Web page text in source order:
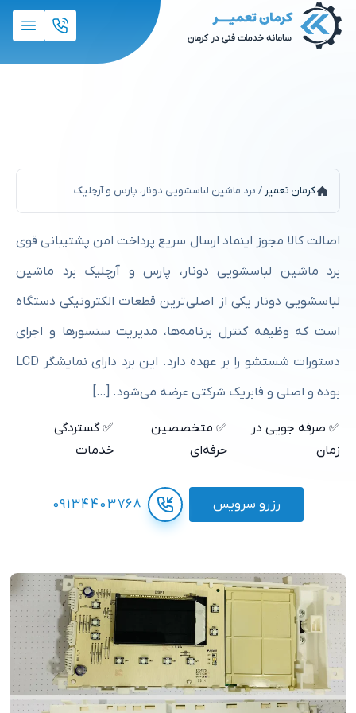
کرمان تعمیر / برد ماشین لباسشویی دونار، پارس و آرچلیک
اصالت کالا مجوز اینماد ارسال سریع پرداخت امن پشتیبانی قوی
برد ماشین لباسشویی دونار، پارس و آرچلیک برد ماشین
لباسشویی دونار یکی از اصلی‌ترین قطعات الکترونیکی دستگاه
است که وظیفه کنترل برنامه‌ها، مدیریت سنسورها و اجرای
دستورات شستشو را بر عهده دارد. این برد دارای نمایشگر LCD
بوده و اصلی و فابریک شرکتی عرضه می‌شود. […]
✅ صرفه جویی در
زمان
✅ متخصصین
حرفه‌ای
✅ گستردگی
خدمات
رزرو سرویس 09134403768